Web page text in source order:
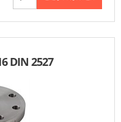
DIN 2527